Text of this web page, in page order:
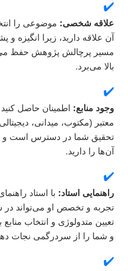
شخصی:موضوعی را انتخاب
علاقه دارید، زیرا انگیزه و
پرچالش پژوهش حفظ می‌کند
می‌برد.
منابع:اطمینان حاصل کنید که
(مکتوب، میدانی، دیجیتالی،
شما در دسترس است و
را دارید.
استاد:با استاد راهنمای
و تخصص او می‌تواند در
متدولوژی و انتخاب منابع
شما را از سردرگمی نجات دهد.